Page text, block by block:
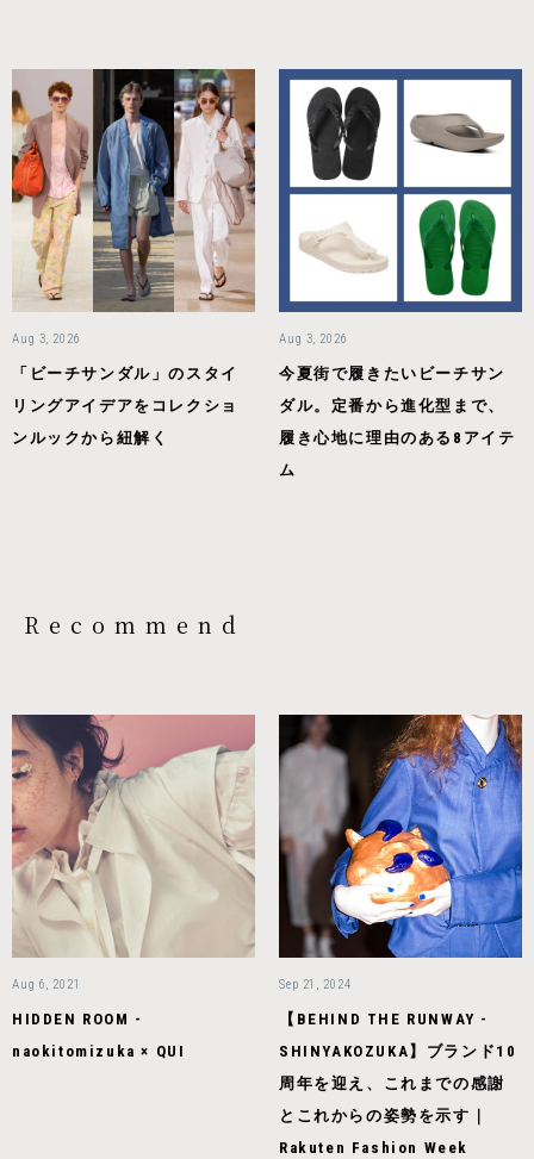
Aug 3, 2026
「ビーチサンダル」のスタイ
リングアイデアをコレクショ
ンルックから紐解く
Aug 3, 2026
今夏街で履きたいビーチサン
ダル。定番から進化型まで、
履き心地に理由のある8アイテ
ム
Recommend
Aug 6, 2021
HIDDEN ROOM -
naokitomizuka × QUI
Sep 21, 2024
【BEHIND THE RUNWAY -
SHINYAKOZUKA】ブランド10
周年を迎え、これまでの感謝
とこれからの姿勢を示す｜
Rakuten Fashion Week